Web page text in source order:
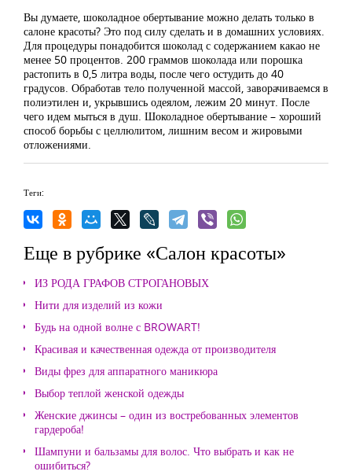
Вы думаете, шоколадное обертывание можно делать только в
салоне красоты? Это под силу сделать и в домашних условиях.
Для процедуры понадобится шоколад с содержанием какао не
менее 50 процентов. 200 граммов шоколада или порошка
растопить в 0,5 литра воды, после чего остудить до 40
градусов. Обработав тело полученной массой, заворачиваемся в
полиэтилен и, укрывшись одеялом, лежим 20 минут. После
чего идем мыться в душ. Шоколадное обертывание – хороший
способ борьбы с целлюлитом, лишним весом и жировыми
отложениями.
Теги:
Еще в рубрике «Салон красоты»
ИЗ РОДА ГРАФОВ СТРОГАНОВЫХ
Нити для изделий из кожи
Будь на одной волне с BROWART!
Красивая и качественная одежда от производителя
Виды фрез для аппаратного маникюра
Выбор теплой женской одежды
Женские джинсы – один из востребованных элементов
гардероба!
Шампуни и бальзамы для волос. Что выбрать и как не
ошибиться?